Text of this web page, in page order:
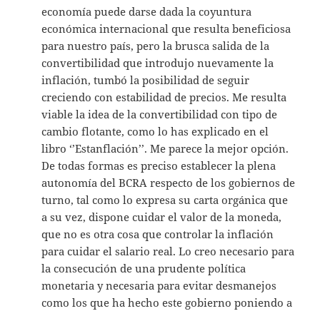
economía puede darse dada la coyuntura
económica internacional que resulta beneficiosa
para nuestro país, pero la brusca salida de la
convertibilidad que introdujo nuevamente la
inflación, tumbó la posibilidad de seguir
creciendo con estabilidad de precios. Me resulta
viable la idea de la convertibilidad con tipo de
cambio flotante, como lo has explicado en el
libro ‘’Estanflación’’. Me parece la mejor opción.
De todas formas es preciso establecer la plena
autonomía del BCRA respecto de los gobiernos de
turno, tal como lo expresa su carta orgánica que
a su vez, dispone cuidar el valor de la moneda,
que no es otra cosa que controlar la inflación
para cuidar el salario real. Lo creo necesario para
la consecución de una prudente política
monetaria y necesaria para evitar desmanejos
como los que ha hecho este gobierno poniendo a